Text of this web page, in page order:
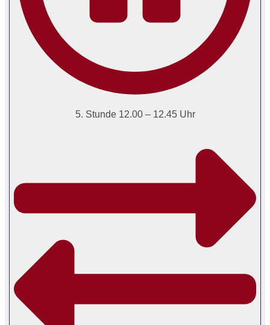
5. Stunde 12.00 – 12.45 Uhr